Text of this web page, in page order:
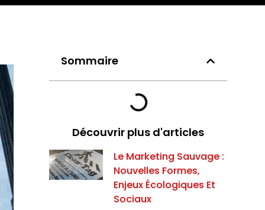
Sommaire
Découvrir plus d'articles
Le Marketing Sauvage :
Nouvelles Formes,
Enjeux Écologiques Et
Sociaux